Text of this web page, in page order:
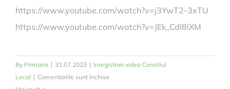
https://www.youtube.com/watch?v=j3YwT2-3xTU
https://www.youtube.com/watch?v=JEk_CdI8lXM
By Primaria | 31.07.2023 | Inregistrari video Consiliul
Local | Comentariile sunt închise